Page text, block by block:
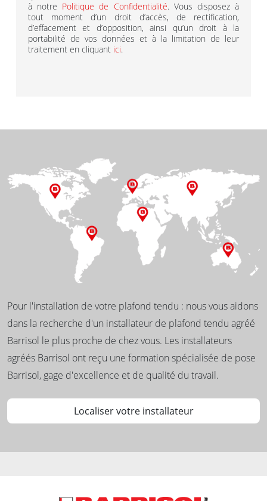
à notre Politique de Confidentialité. Vous disposez à
tout moment d’un droit d’accès, de rectification,
d’effacement et d’opposition, ainsi qu’un droit à la
portabilité de vos données et à la limitation de leur
traitement en cliquant ici.
Pour l'installation de votre plafond tendu : nous vous aidons
dans la recherche d'un installateur de plafond tendu agréé
Barrisol le plus proche de chez vous. Les installateurs
agréés Barrisol ont reçu une formation spécialisée de pose
Barrisol, gage d'excellence et de qualité du travail.
Localiser votre installateur